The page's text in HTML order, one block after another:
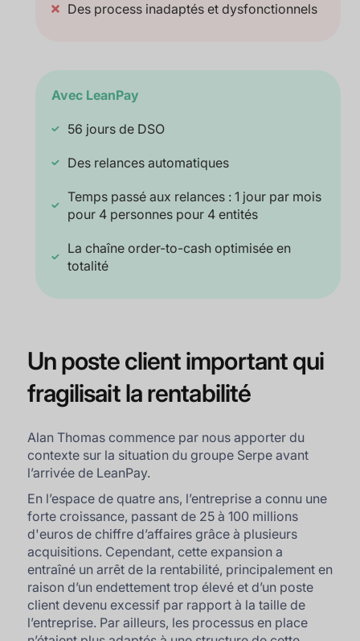
Des process inadaptés et dysfonctionnels
Avec LeanPay
56 jours de DSO
Des relances automatiques
Temps passé aux relances : 1 jour par mois
pour 4 personnes pour 4 entités
La chaîne order-to-cash optimisée en
totalité
Un poste client important qui
fragilisait la rentabilité
Alan Thomas commence par nous apporter du
contexte sur la situation du groupe Serpe avant
l’arrivée de LeanPay.
En l’espace de quatre ans, l’entreprise a connu une
forte croissance, passant de 25 à 100 millions
d'euros de chiffre d’affaires grâce à plusieurs
acquisitions. Cependant, cette expansion a
entraîné un arrêt de la rentabilité, principalement en
raison d’un endettement trop élevé et d’un poste
client devenu excessif par rapport à la taille de
l’entreprise. Par ailleurs, les processus en place